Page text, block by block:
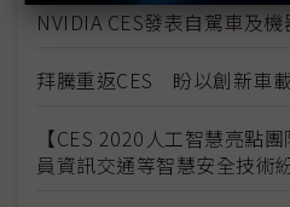
NVIDIA CES發表自駕車及
拜騰重返CES 盼以創新車
【CES 2020人工智慧亮點
員資訊交通等智慧安全技術